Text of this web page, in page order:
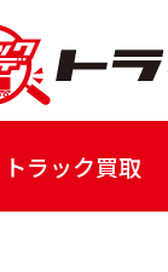
トラック買取